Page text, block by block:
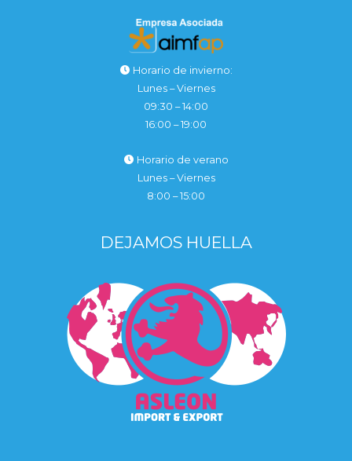
Horario de invierno:
Lunes – Viernes
09:30 – 14:00
16:00 – 19:00
Horario de verano
Lunes – Viernes
8:00 – 15:00
DEJAMOS HUELLA